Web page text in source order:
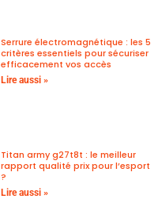
Serrure électromagnétique : les 5
critères essentiels pour sécuriser
efficacement vos accès
Lire aussi »
Titan army g27t8t : le meilleur
rapport qualité prix pour l’esport
?
Lire aussi »